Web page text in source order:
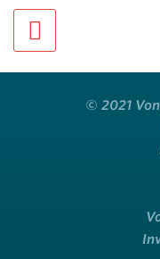
© 2021